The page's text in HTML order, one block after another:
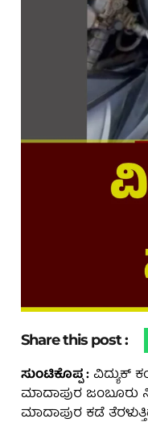
Share this post :
ಸುಂಟಿಕೊಪ್ಪ :ವಿದ್ಯುಕ್‌
ಮಾದಾಪುರ ಜಂಬೂರು
ಮಾದಾಪುರ ಕಡೆ